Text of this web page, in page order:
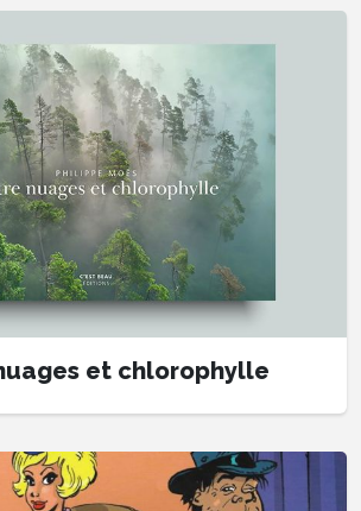
et chlorophylle